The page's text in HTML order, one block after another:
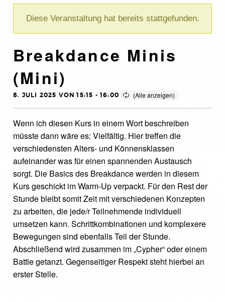
Diese Veranstaltung hat bereits stattgefunden.
Breakdance Minis
(Mini)
8. JULI 2025 VON 15:15 -16:00
Wenn ich diesen Kurs in einem Wort beschreiben
müsste dann wäre es: Vielfältig. Hier treffen die
verschiedensten Alters- und Könnensklassen
aufeinander was für einen spannenden Austausch
sorgt. Die Basics des Breakdance werden in diesem
Kurs geschickt im Warm-Up verpackt. Für den Rest der
Stunde bleibt somit Zeit mit verschiedenen Konzepten
zu arbeiten, die jede/r Teilnehmende individuell
umsetzen kann. Schrittkombinationen und komplexere
Bewegungen sind ebenfalls Teil der Stunde.
Abschließend wird zusammen im „Cypher“ oder einem
Battle getanzt. Gegenseitiger Respekt steht hierbei an
erster Stelle.